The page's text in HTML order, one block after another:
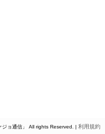
ョ通信」 All rights Reserved. | 利用規約